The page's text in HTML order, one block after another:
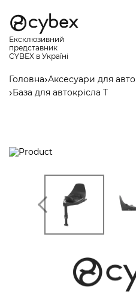
основного
вмісту
Ексклюзивний
представник
CYBEX в Україні
навіґації
Головна Аксесуари для
База для автокрісла T